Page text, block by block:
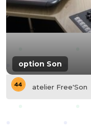
option Son
atelier Free'Son